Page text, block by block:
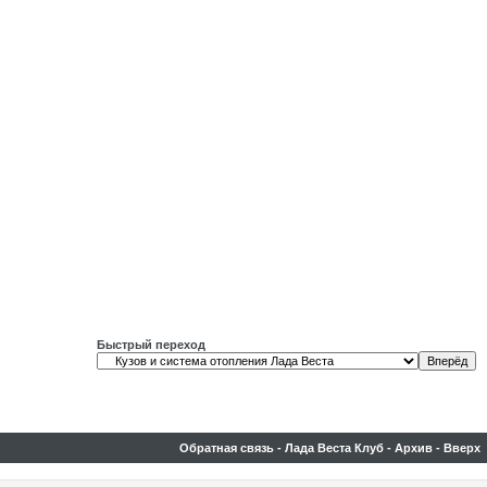
Быстрый переход
Обратная связь - Лада Веста Клуб - Архив - Вверх